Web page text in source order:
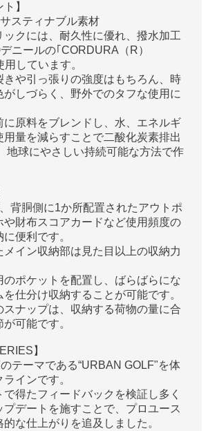
】
スティナブル素材
ックには、耐久性に優れ、撥水加工
ニールの｢CORDURA（R）
しています。
きや引っ張りの強度はもちろん、時
がしづらく、野外でのタフな使用に
に原料をブレンドし、水、エネルギ
用量を減らすことで二酸化炭素排出
地球にやさしい持続可能な方法で作
背胴側に1か所配置されたアウトポ
や財布スコアカードなど使用頻度の
便利です。
メイン収納部は見た目以上の収納力
のポケットを配置し、ばらばらにな
仕分け収納することが可能です。
スナップは、収納する荷物の量に合
可能です。
】
テーマである“URBAN GOLF"を体
インです。
得たフィードバックを検証し多く
デートを施すことで、プロユース
な仕上がりを追及しました。